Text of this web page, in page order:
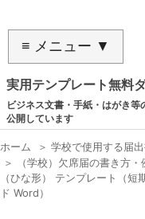
≡ メニュー ▼
実用テンプレート無料
ビジネス文書・手紙・はがき
公開しています
ホーム ＞ 学校で使用する届
＞
（学校）欠席届の書き方
（ひな形） テンプレート（
ド Word）